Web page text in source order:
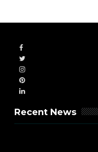
Recent News